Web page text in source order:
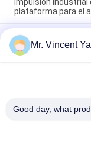
Impulsión industrial
plataforma para el
La impulsión en
plataforma, 4000m
estructura
Impulsión de la
ajustable del
Mr. Vincent
Good day, what